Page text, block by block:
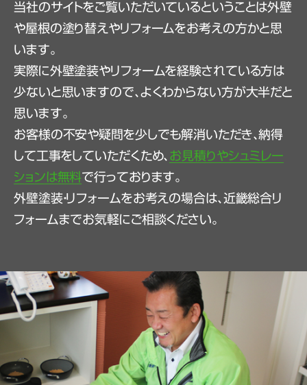
当社のサイトをご覧いただいているということは外壁
や屋根の塗り替えやリフォームをお考えの方かと思
います。
実際に外壁塗装やリフォームを経験されている方は
少ないと思いますので、よくわからない方が大半だと
思います。
お客様の不安や疑問を少しでも解消いただき、納得
して工事をしていただくため、 お見積りやシュミレー
ションは無料で行っております。
外壁塗装・リフォームをお考えの場合は、近畿総合リ
フォームまでお気軽にご相談ください。